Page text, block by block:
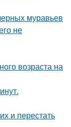
муравьев
не
возраста на
и перестать